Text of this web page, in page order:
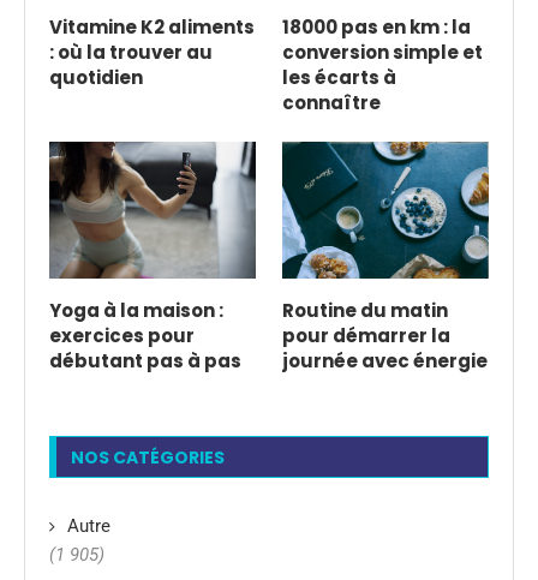
Vitamine K2 aliments
: où la trouver au
quotidien
18000 pas en km : la
conversion simple et
les écarts à
connaître
Yoga à la maison :
exercices pour
débutant pas à pas
Routine du matin
pour démarrer la
journée avec énergie
NOS CATÉGORIES
Autre
(1 905)